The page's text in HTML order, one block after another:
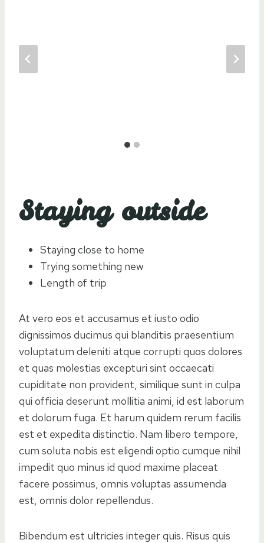
Staying outside
Staying close to home
Trying something new
Length of trip
At vero eos et accusamus et iusto odio
dignissimos ducimus qui blanditiis praesentium
voluptatum deleniti atque corrupti quos dolores
et quas molestias excepturi sint occaecati
cupiditate non provident, similique sunt in culpa
qui officia deserunt mollitia animi, id est laborum
et dolorum fuga. Et harum quidem rerum facilis
est et expedita distinctio. Nam libero tempore,
cum soluta nobis est eligendi optio cumque nihil
impedit quo minus id quod maxime placeat
facere possimus, omnis voluptas assumenda
est, omnis dolor repellendus.
Bibendum est ultricies integer quis. Risus quis